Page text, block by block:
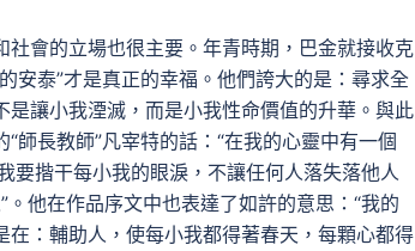
會的立場也很主要。年青時期，巴金就接收克
安泰”才是真正的幸福。他們誇大的是：尋求全
讓小我湮滅，而是小我性命價值的升華。與此
師長教師”凡宰特的話：“在我的心靈中有一個
要揩干每小我的眼淚，不讓任何人落失落他人
。他在作品序文中也表達了如許的意思：“我的
：輔助人，使每小我都得著春天，每顆心都得